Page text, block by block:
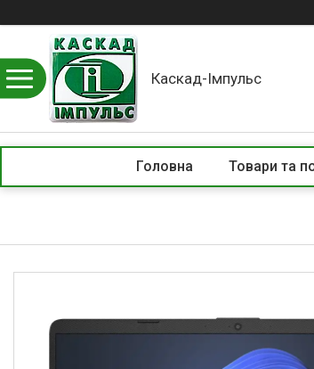
Каскад-Імпульс
Головна Товари та